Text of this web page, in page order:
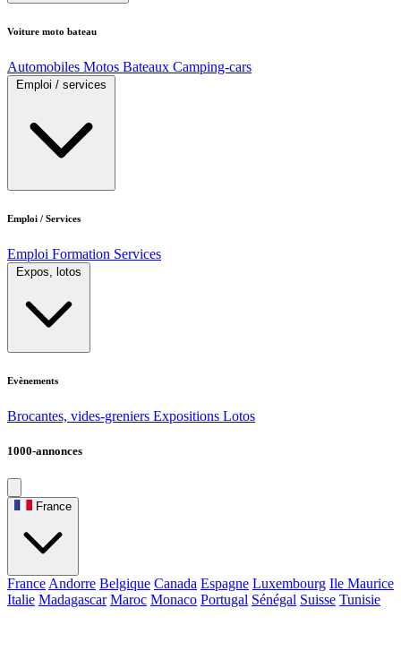
Voiture moto bateau
Automobiles Motos Bateaux Camping-cars
Emploi / services
Emploi / Services
Emploi Formation Services
Expos, lotos
Evènements
Brocantes, vides-greniers Expositions Lotos
1000-annonces
France
France Andorre Belgique Canada Espagne Luxembourg Ile Maurice
Italie Madagascar Maroc Monaco Portugal Sénégal Suisse Tunisie